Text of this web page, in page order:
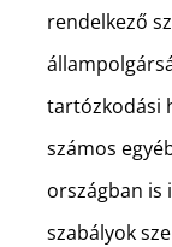
rendelkező
tartózkodási
számos
országban is
szabályok